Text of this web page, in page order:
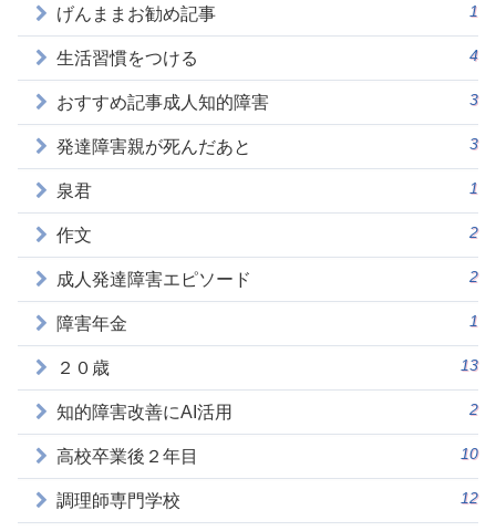
げんままお勧め記事 1
生活習慣をつける 4
おすすめ記事成人知的障害 3
発達障害親が死んだあと 3
泉君 1
作文 2
成人発達障害エピソード 2
障害年金 1
２０歳 13
知的障害改善にAI活用 2
高校卒業後２年目 10
調理師専門学校 12